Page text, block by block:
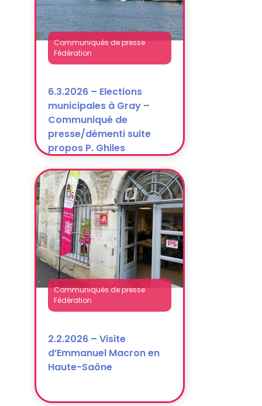
6.3.2026 – Elections
municipales à Gray –
Communiqué de
presse/démenti suite
propos P. Ghiles
Communiqués de presse
Fédération
2.2.2026 – Visite
d’Emmanuel Macron en
Haute-Saône